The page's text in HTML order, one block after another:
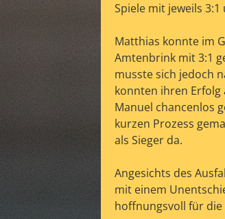
Spiele mit jeweils 3:1
Matthias konnte im
Amtenbrink mit 3:1
musste sich jedoch
konnten ihren Erfolg
Manuel chancenlos
kurzen Prozess
als Sieger da.
Angesichts des
mit einem
hoffnungsvoll für die